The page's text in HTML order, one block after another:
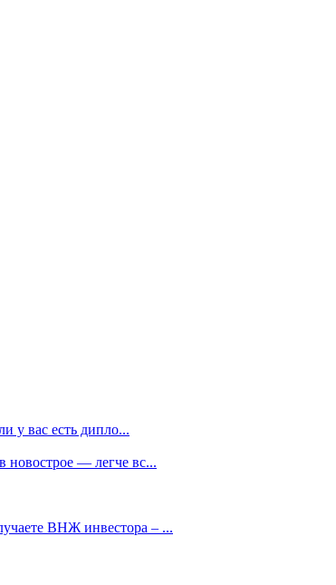
у вас есть дипло...
новострое — легче вс...
ВНЖ инвестора – ...